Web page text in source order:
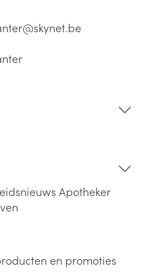
skynet.be
Apotheker
en promoties